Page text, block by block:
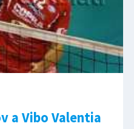
a Vibo Valentia